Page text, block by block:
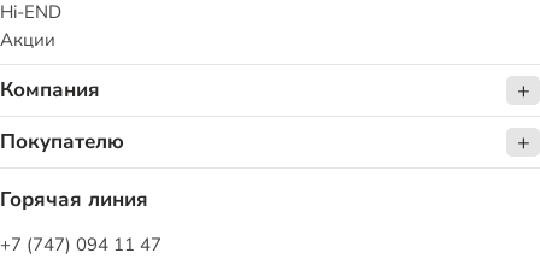
Hi-END
Акции
Компания
Покупателю
Горячая линия
+7 (747) 094 11 47